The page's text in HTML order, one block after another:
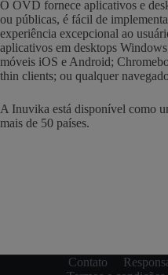
O OVD fornece aplicativos e
ou públicas, é fácil de
experiência excepcional ao
aplicativos em desktops
móveis iOS e Android;
thin clients; ou qualquer
A Inuvika está disponível como
mais de 50 países.
Contato